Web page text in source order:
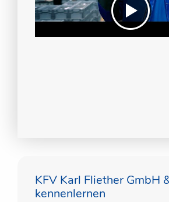
KFV Karl Fliether GmbH
kennenlernen